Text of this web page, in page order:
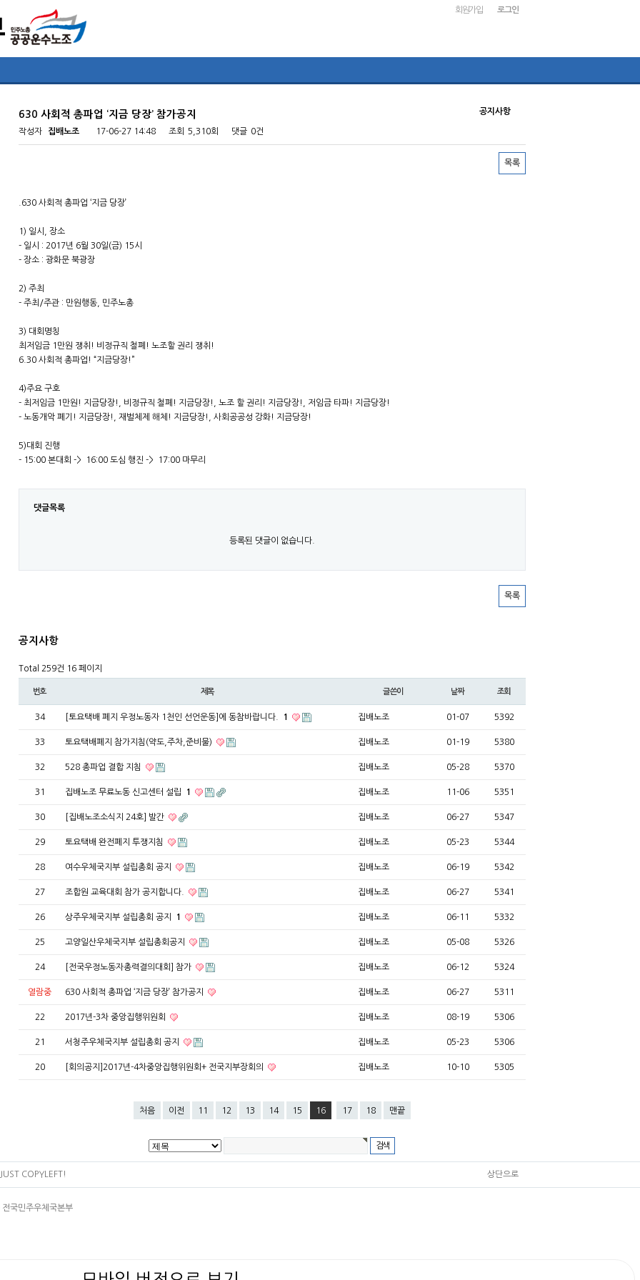
회원가입 로그인
공지사항
630 사회적 총파업 ‘지금 당장’ 참가공지
작성자 집배노조 17-06-27 14:48 조회 5,310회 댓글 0건
목록
.630 사회적 총파업 ‘지금 당장’
1) 일시, 장소
- 일시 : 2017년 6월 30일(금) 15시
- 장소 : 광화문 북광장
2) 주최
- 주최/주관 : 만원행동, 민주노총
3) 대회명칭
최저임금 1만원 쟁취! 비정규직 철폐! 노조할 권리 쟁취!
6.30 사회적 총파업! “지금당장!”
4)주요 구호
- 최저임금 1만원! 지금당장!, 비정규직 철폐! 지금당장!, 노조 할 권리! 지금당장!, 저임금 타파! 지금당장!
- 노동개악 폐기! 지금당장!, 재벌체제 해체! 지금당장!, 사회공공성 강화! 지금당장!
5)대회 진행
- 15:00 본대회 -> 16:00 도심 행진 -> 17:00 마무리
댓글목록
등록된 댓글이 없습니다.
목록
공지사항
Total 259건 16 페이지
번호 제목 글쓴이 날짜 조회
34 [토요택배 폐지 우정노동자 1천인 선언운동]에 동참바랍니다. 1 집배노조 01-07 5392
33 토요택배폐지 참가지침(약도,주차,준비물) 집배노조 01-19 5380
32 528 총파업 결합 지침 집배노조 05-28 5370
31 집배노조 무료노동 신고센터 설립 1 집배노조 11-06 5351
30 [집배노조소식지 24호] 발간 집배노조 06-27 5347
29 토요택배 완전폐지 투쟁지침 집배노조 05-23 5344
28 여수우체국지부 설립총회 공지 집배노조 06-19 5342
27 조합원 교육대회 참가 공지합니다. 집배노조 06-27 5341
26 상주우체국지부 설립총회 공지 1 집배노조 06-11 5332
25 고양일산우체국지부 설립총회공지 집배노조 05-08 5326
24 [전국우정노동자총력결의대회] 참가 집배노조 06-12 5324
열람중 630 사회적 총파업 ‘지금 당장’ 참가공지 집배노조 06-27 5311
22 2017년-3차 중앙집행위원회 집배노조 08-19 5306
21 서청주우체국지부 설립총회 공지 집배노조 05-23 5306
20 [회의공지]2017년-4차중앙집행위원회+ 전국지부장회의 집배노조 10-10 5305
처음 이전 11 12 13 14 15 16 17 18 맨끝
COPYLEFT! 상단으로
국민주우체국본부